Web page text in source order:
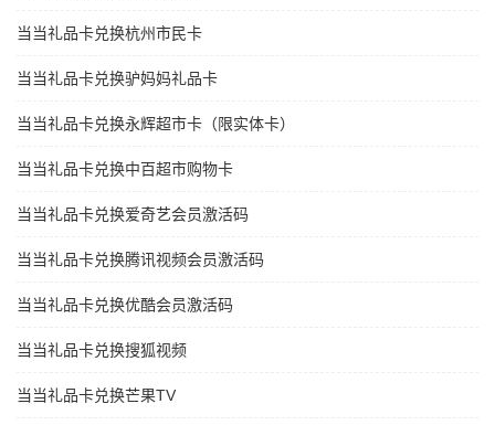
当当礼品卡兑换杭州市民卡
当当礼品卡兑换驴妈妈礼品卡
当当礼品卡兑换永辉超市卡（限实体卡）
当当礼品卡兑换中百超市购物卡
当当礼品卡兑换爱奇艺会员激活码
当当礼品卡兑换腾讯视频会员激活码
当当礼品卡兑换优酷会员激活码
当当礼品卡兑换搜狐视频
当当礼品卡兑换芒果TV